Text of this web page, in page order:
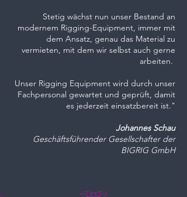
Stetig wächst nun unser Bestand an
modernem Rigging-Equipment, immer mit
dem Ansatz, genau das Material zu
vermieten, mit dem wir selbst auch gerne
arbeiten.
Unser Rigging Equipment wird durch unser
Fachpersonal gewartet und geprüft, damit
es jederzeit einsatzbereit ist."
Johannes Schau
Geschäftsführender Gesellschafter der
BIGRIG GmbH